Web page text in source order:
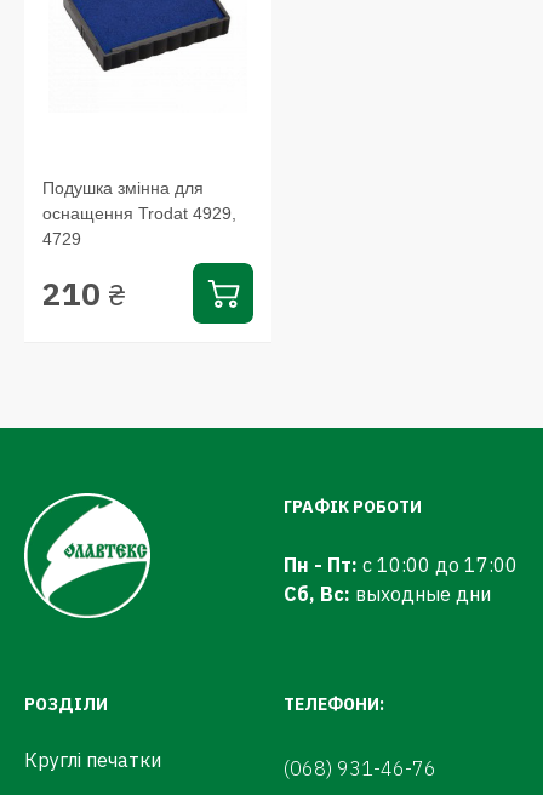
Подушка змінна для
оснащення Trodat 4929,
4729
210 ₴
ГРАФІК РОБОТИ
Пн - Пт: с 10:00 до 17:00
Сб, Вс: выходные дни
РОЗДІЛИ
Круглі печатки
ТЕЛЕФОНИ:
(068) 931-46-76